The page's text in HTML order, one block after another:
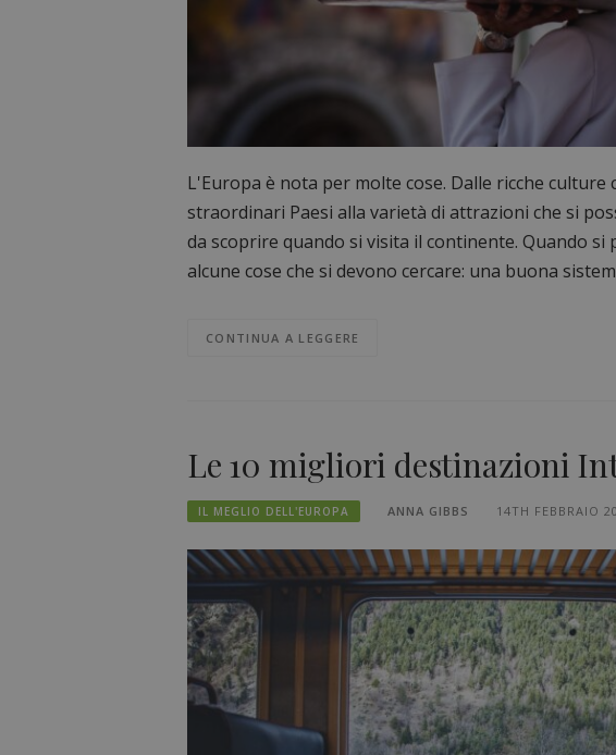
L'Europa è nota per molte cose. Dalle ricche culture
straordinari Paesi alla varietà di attrazioni che si
da scoprire quando si visita il continente. Quando si
alcune cose che si devono cercare: una buona
CONTINUA A LEGGERE
Le 10 migliori destinazioni
IL MEGLIO DELL'EUROPA ANNA GIBBS 14TH FEBBRAIO